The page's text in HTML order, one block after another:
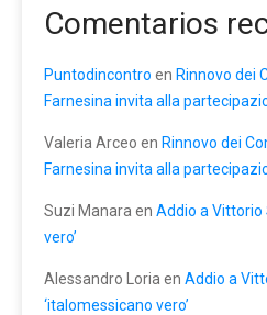
Comentarios
Puntodincontro en Rinnovo dei
Farnesina invita alla
Valeria Arceo en Rinnovo dei
Farnesina invita alla
Suzi Manara en Addio a Vittorio
vero’
Alessandro Loria en Addio a
‘italomessicano vero’